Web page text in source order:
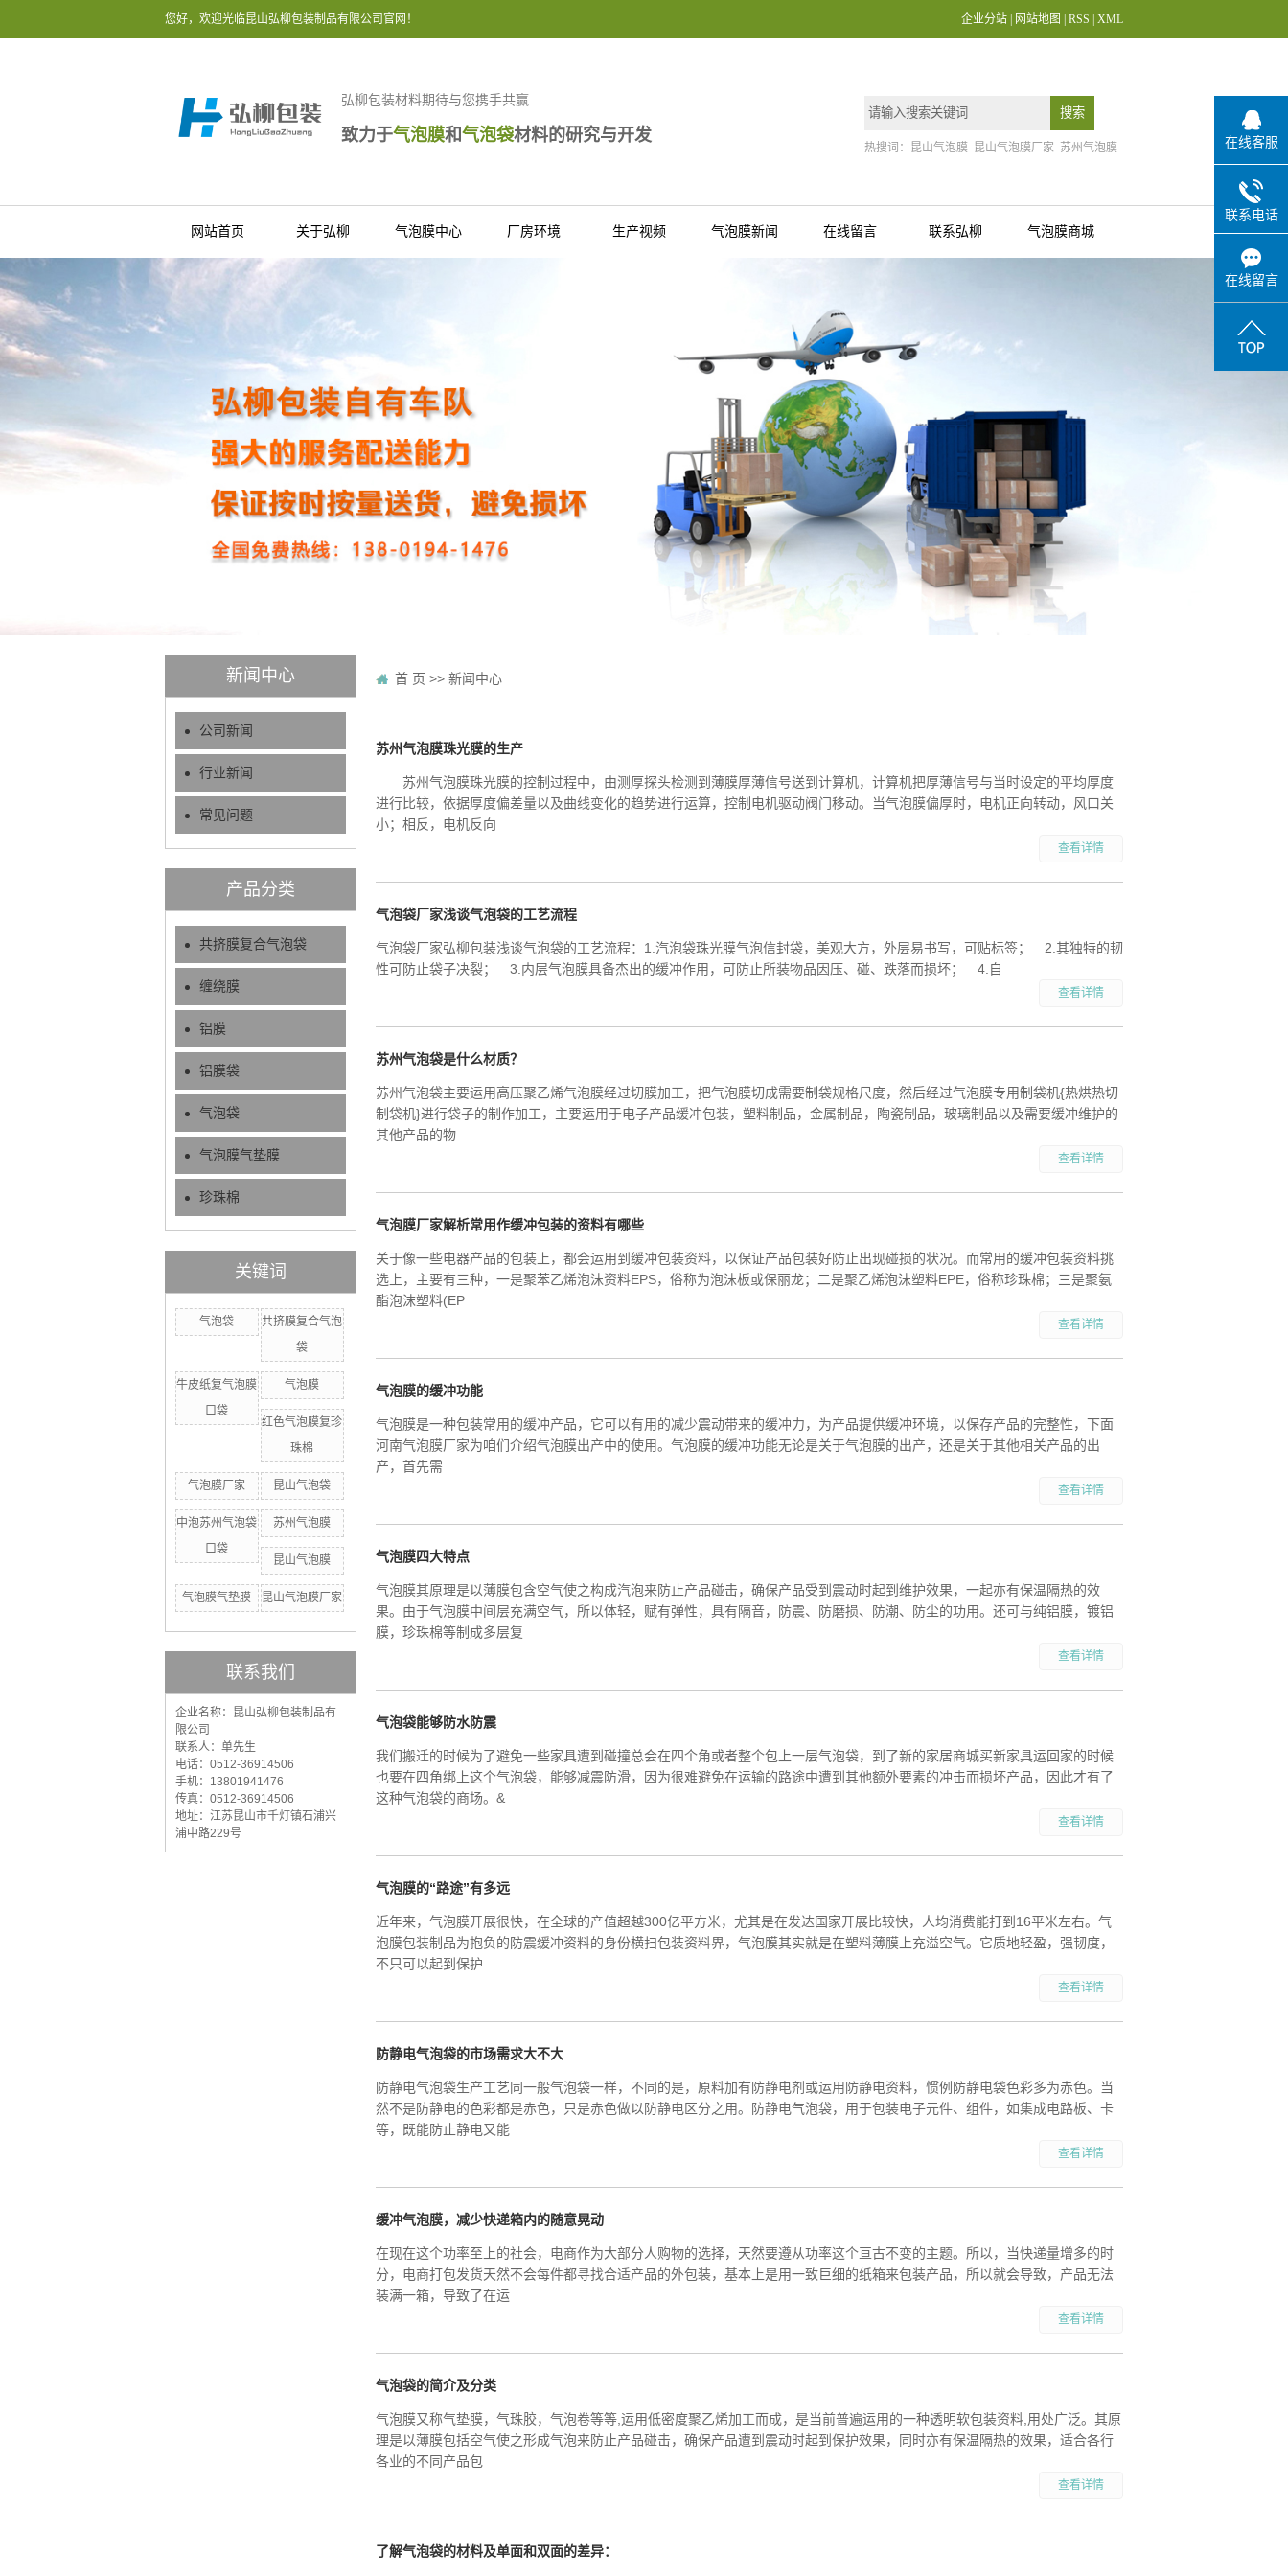
您好，欢迎光临昆山弘柳包装制品有限公司官网！ 企业分站 网站地图 RSS XML
弘柳包装材料期待与您携手共赢
致力于气泡膜和气泡袋材料的研究与开发
热搜词： 昆山气泡膜 昆山气泡膜厂家 苏州气泡膜
网站首页 关于弘柳 气泡膜中心 厂房环境 生产视频 气泡膜新闻 在线留言 联系弘柳 气泡膜商城
新闻中心
公司新闻
行业新闻
常见问题
产品分类
共挤膜复合气泡袋
缠绕膜
铝膜
铝膜袋
气泡袋
气泡膜气垫膜
珍珠棉
关键词
气泡袋
共挤膜复合气泡
袋
牛皮纸复气泡膜
口袋
气泡膜
红色气泡膜复珍
珠棉
气泡膜厂家 昆山气泡袋
中泡苏州气泡袋
口袋
苏州气泡膜
昆山气泡膜
气泡膜气垫膜 昆山气泡膜厂家
联系我们
企业名称：昆山弘柳包装制品有
限公司
联系人：单先生
电话：0512-36914506
手机：13801941476
传真：0512-36914506
地址：江苏昆山市千灯镇石浦兴
浦中路229号
首 页 >> 新闻中心
苏州气泡膜珠光膜的生产
苏州气泡膜珠光膜的控制过程中，由测厚探头检测到薄膜厚薄信号送到计算机，计算机把厚薄信号与当时设定的平均厚度
进行比较，依据厚度偏差量以及曲线变化的趋势进行运算，控制电机驱动阀门移动。当气泡膜偏厚时，电机正向转动，风口关
小；相反，电机反向
查看详情
气泡袋厂家浅谈气泡袋的工艺流程
气泡袋厂家弘柳包装浅谈气泡袋的工艺流程：1.汽泡袋珠光膜气泡信封袋，美观大方，外层易书写，可贴标签； 2.其独特的韧
性可防止袋子决裂； 3.内层气泡膜具备杰出的缓冲作用，可防止所装物品因压、碰、跌落而损坏； 4.自
查看详情
苏州气泡袋是什么材质？
苏州气泡袋主要运用高压聚乙烯气泡膜经过切膜加工，把气泡膜切成需要制袋规格尺度，然后经过气泡膜专用制袋机{热烘热切
制袋机}进行袋子的制作加工，主要运用于电子产品缓冲包装，塑料制品，金属制品，陶瓷制品，玻璃制品以及需要缓冲维护的
其他产品的物
查看详情
气泡膜厂家解析常用作缓冲包装的资料有哪些
关于像一些电器产品的包装上，都会运用到缓冲包装资料，以保证产品包装好防止出现碰损的状况。而常用的缓冲包装资料挑
选上，主要有三种，一是聚苯乙烯泡沫资料EPS，俗称为泡沫板或保丽龙；二是聚乙烯泡沫塑料EPE，俗称珍珠棉；三是聚氨
酯泡沫塑料(EP
查看详情
气泡膜的缓冲功能
气泡膜是一种包装常用的缓冲产品，它可以有用的减少震动带来的缓冲力，为产品提供缓冲环境，以保存产品的完整性，下面
河南气泡膜厂家为咱们介绍气泡膜出产中的使用。气泡膜的缓冲功能无论是关于气泡膜的出产，还是关于其他相关产品的出
产，首先需
查看详情
气泡膜四大特点
气泡膜其原理是以薄膜包含空气使之构成汽泡来防止产品碰击，确保产品受到震动时起到维护效果，一起亦有保温隔热的效
果。由于气泡膜中间层充满空气，所以体轻，赋有弹性，具有隔音，防震、防磨损、防潮、防尘的功用。还可与纯铝膜，镀铝
膜，珍珠棉等制成多层复
查看详情
气泡袋能够防水防震
我们搬迁的时候为了避免一些家具遭到碰撞总会在四个角或者整个包上一层气泡袋，到了新的家居商城买新家具运回家的时候
也要在四角绑上这个气泡袋，能够减震防滑，因为很难避免在运输的路途中遭到其他额外要素的冲击而损坏产品，因此才有了
这种气泡袋的商场。&
查看详情
气泡膜的“路途”有多远
近年来，气泡膜开展很快，在全球的产值超越300亿平方米，尤其是在发达国家开展比较快，人均消费能打到16平米左右。气
泡膜包装制品为抱负的防震缓冲资料的身份横扫包装资料界，气泡膜其实就是在塑料薄膜上充溢空气。它质地轻盈，强韧度，
不只可以起到保护
查看详情
防静电气泡袋的市场需求大不大
防静电气泡袋生产工艺同一般气泡袋一样，不同的是，原料加有防静电剂或运用防静电资料，惯例防静电袋色彩多为赤色。当
然不是防静电的色彩都是赤色，只是赤色做以防静电区分之用。防静电气泡袋，用于包装电子元件、组件，如集成电路板、卡
等，既能防止静电又能
查看详情
缓冲气泡膜，减少快递箱内的随意晃动
在现在这个功率至上的社会，电商作为大部分人购物的选择，天然要遵从功率这个亘古不变的主题。所以，当快递量增多的时
分，电商打包发货天然不会每件都寻找合适产品的外包装，基本上是用一致巨细的纸箱来包装产品，所以就会导致，产品无法
装满一箱，导致了在运
查看详情
气泡袋的简介及分类
气泡膜又称气垫膜，气珠胶，气泡卷等等,运用低密度聚乙烯加工而成，是当前普遍运用的一种透明软包装资料,用处广泛。其原
理是以薄膜包括空气使之形成气泡来防止产品碰击，确保产品遭到震动时起到保护效果，同时亦有保温隔热的效果，适合各行
各业的不同产品包
查看详情
了解气泡袋的材料及单面和双面的差异：
在线客服
联系电话
在线留言